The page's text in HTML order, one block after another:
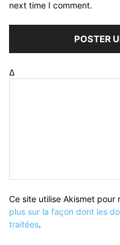
next time I comment.
Δ
Ce site utilise Akismet pour
plus sur la façon dont les
traitées.